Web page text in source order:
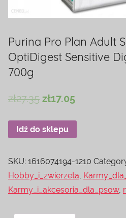
Purina Pro Plan Adult
OptiDigest Sensitive
700g
zł27.35 zł17.05
Idź do sklepu
SKU: 1616074194-1210
Hobby_i_zwierzeta,
Karmy_i_akcesoria_dla_psow,